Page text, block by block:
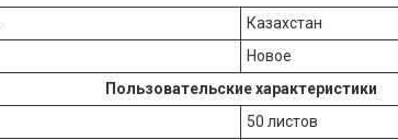
Казахстан
Новое
Пользовательские характеристики
50 листов